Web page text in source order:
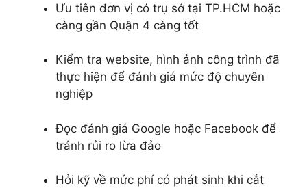
Ưu tiên đơn vị có trụ sở tại TP.HCM hoặc
càng gần Quận 4 càng tốt
Kiểm tra website, hình ảnh công trình đã
thực hiện để đánh giá mức độ chuyên
nghiệp
Đọc đánh giá Google hoặc Facebook để
tránh rủi ro lừa đảo
Hỏi kỹ về mức phí có phát sinh khi cắt